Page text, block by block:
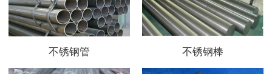
不锈钢管 不锈钢棒